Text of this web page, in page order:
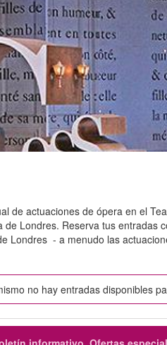
de actuaciones de ópera en el
de Londres. Reserva tus entradas
Londres - a menudo las
no hay entradas disponibles